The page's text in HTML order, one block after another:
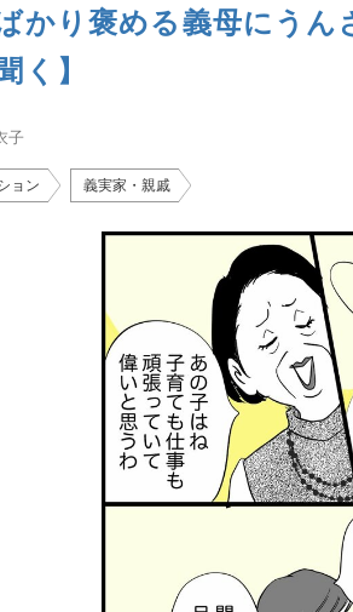
かり褒める義母にう
く】
子
ョン 義実家・親戚